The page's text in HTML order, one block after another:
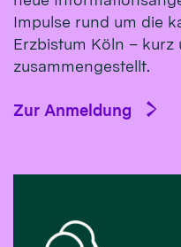
Impulse rund um die
Erzbistum Köln –
zusammengestellt.
Zur Anmeldung